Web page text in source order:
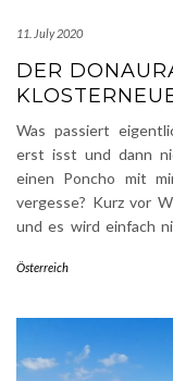
11. July 2020
DER
Was passiert
erst isst und dann
einen Poncho mit
vergesse? Kurz vor
und es wird einfach
Österreich